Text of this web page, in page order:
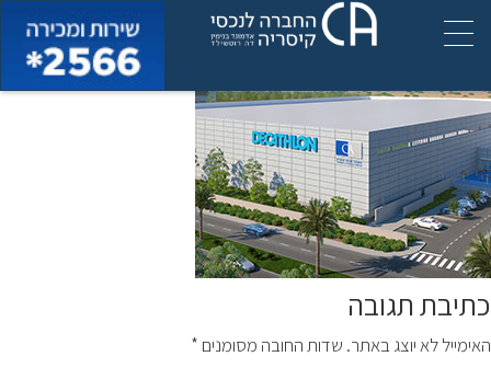
מרלוג דקטלון
כתיבת תגובה
האימייל לא יוצג באתר. שדות החובה מסומנים *